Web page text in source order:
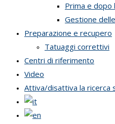
Prima e dopo
Gestione
Preparazione e recupero
Tatuaggi correttivi
Centri di riferimento
Video
Attiva/disattiva la ricerca